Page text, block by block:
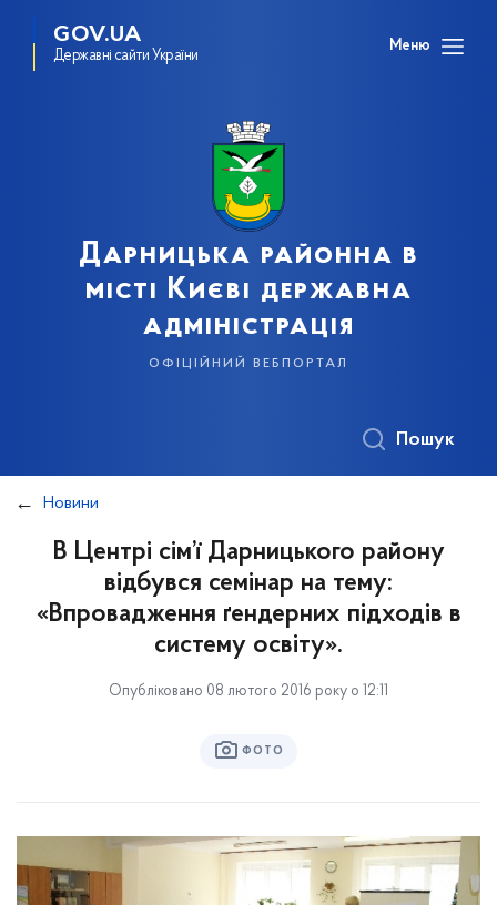
GOV.UA
Державні сайти України
Меню
Дарницька районна в
місті Києві державна
адміністрація
офіційний вебпортал
Пошук
Новини
В Центрі сім’ї Дарницького району
відбувся семінар на тему:
«Впровадження ґендерних підходів в
систему освіту».
Опубліковано 08 лютого 2016 року о 12:11
ФОТО